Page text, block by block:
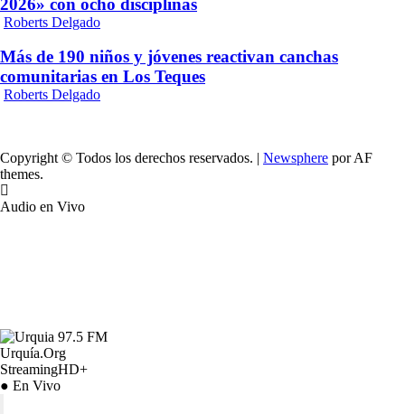
2026» con ocho disciplinas
Roberts Delgado
Más de 190 niños y jóvenes reactivan canchas
comunitarias en Los Teques
Roberts Delgado
Copyright © Todos los derechos reservados. | Newsphere por AF
themes.
Audio en Vivo
Urquía.Org
StreamingHD+
● En Vivo